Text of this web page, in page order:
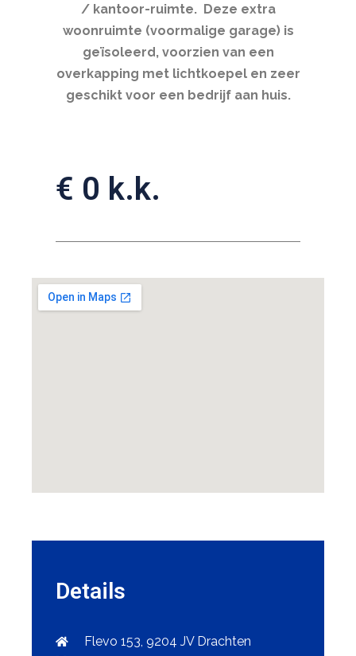
/ kantoor-ruimte. Deze extra
woonruimte (voormalige garage) is
geïsoleerd, voorzien van een
overkapping met lichtkoepel en zeer
geschikt voor een bedrijf aan huis.
€ 0 k.k.
Details
Flevo 153, 9204 JV Drachten